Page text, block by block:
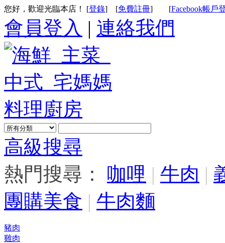
您好，歡迎光臨本店！ [登錄] [免費註冊] [Facebook帳戶
會員登入 | 連絡我們
高級搜尋
熱門搜尋：
咖哩 | 牛肉 |
團購美食 | 牛肉麵
豬肉
雞肉